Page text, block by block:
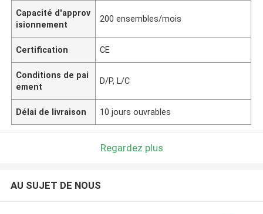
Capacité d'approv
isionnement
200 ensembles/mois
Certification CE
Conditions de pai
ement
D/P, L/C
Délai de livraison 10 jours ouvrables
Regardez plus
AU SUJET DE NOUS